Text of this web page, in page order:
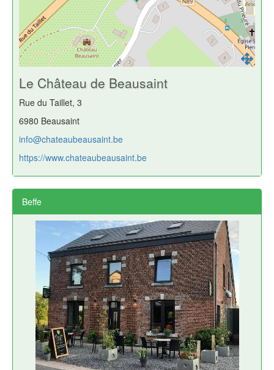
Le Château de Beausaint
Rue du Taillet, 3
6980 Beausaint
info@chateaubeausaint.be
https://www.chateaubeausaint.be
Beffe